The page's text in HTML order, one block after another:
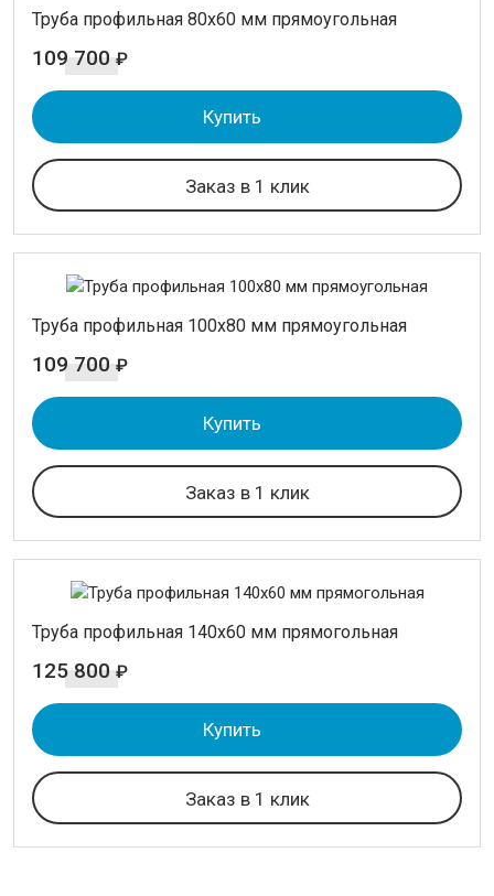
Труба профильная 80х60 мм прямоугольная
109 700 ₽
Купить
Заказ в 1 клик
Труба профильная 100х80 мм прямоугольная
109 700 ₽
Купить
Заказ в 1 клик
Труба профильная 140х60 мм прямогольная
125 800 ₽
Купить
Заказ в 1 клик